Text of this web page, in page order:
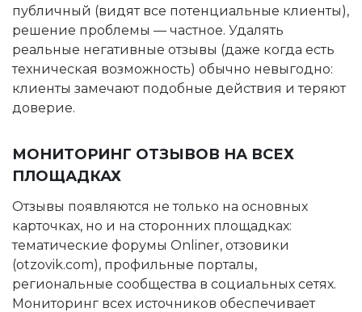
публичный (видят все потенциальные клиенты),
решение проблемы — частное. Удалять
реальные негативные отзывы (даже когда есть
техническая возможность) обычно невыгодно:
клиенты замечают подобные действия и теряют
доверие.
МОНИТОРИНГ ОТЗЫВОВ НА ВСЕХ
ПЛОЩАДКАХ
Отзывы появляются не только на основных
карточках, но и на сторонних площадках:
тематические форумы Onliner, отзовики
(otzovik.com), профильные порталы,
региональные сообщества в социальных сетях.
Мониторинг всех источников обеспечивает